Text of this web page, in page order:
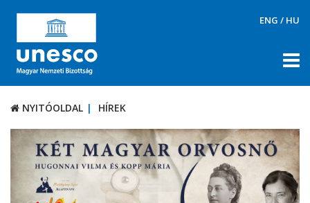
ENG / HU
NYITÓOLDAL HÍREK
RÓLUNK
TÉMÁK
DOKUMENTUMTÁR
NYITÓOLDAL HÍREK